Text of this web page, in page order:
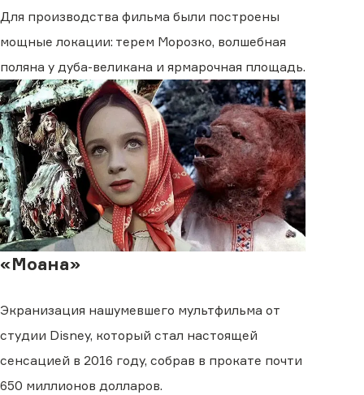
Для производства фильма были построены
мощные локации: терем Морозко, волшебная
поляна у дуба-великана и ярмарочная площадь.
«Моана»
Экранизация нашумевшего мультфильма от
студии Disney, который стал настоящей
сенсацией в 2016 году, собрав в прокате почти
650 миллионов долларов.